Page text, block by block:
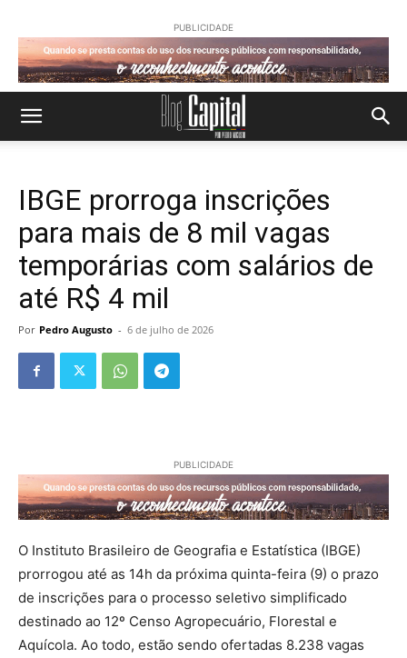
PUBLICIDADE
IBGE prorroga inscrições
para mais de 8 mil vagas
temporárias com salários de
até R$ 4 mil
Por Pedro Augusto - 6 de julho de 2026
PUBLICIDADE
O Instituto Brasileiro de Geografia e Estatística (IBGE)
prorrogou até as 14h da próxima quinta-feira (9) o prazo
de inscrições para o processo seletivo simplificado
destinado ao 12º Censo Agropecuário, Florestal e
Aquícola. Ao todo, estão sendo ofertadas 8.238 vagas